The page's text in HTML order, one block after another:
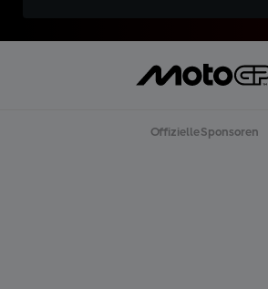
Offizielle Sponsoren